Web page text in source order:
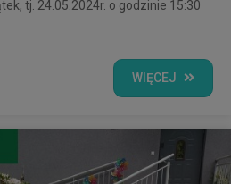
tj. 24.05.2024r. o godzinie 15:30
WIĘCEJ